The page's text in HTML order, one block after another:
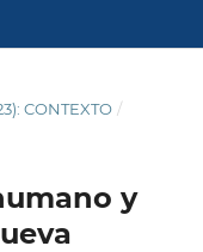
CONTEXTO /
y